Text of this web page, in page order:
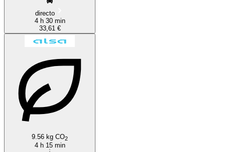
directo
4 h 30 min
33,61 €
9.56 kg CO2
4 h 15 min